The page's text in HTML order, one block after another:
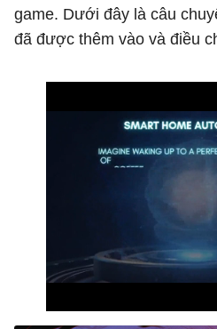
game. Dưới đây là câu
đã được thêm vào và điều